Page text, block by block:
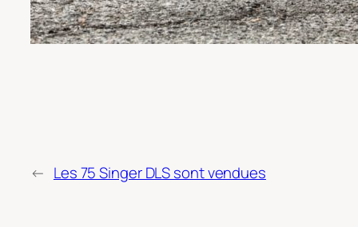
← Les 75 Singer DLS sont vendues